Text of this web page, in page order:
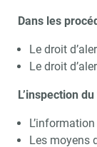
Dans les
Le droit
Le droit
L’inspection
Les moyens